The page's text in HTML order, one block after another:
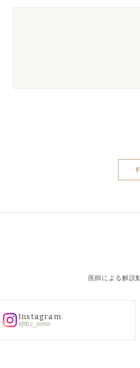
医師による解説
Instagram
@tbc_clinic